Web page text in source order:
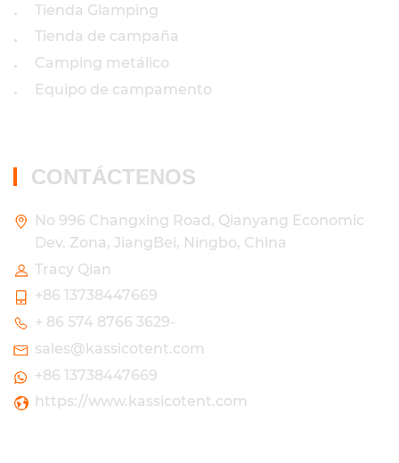
• Tienda Glamping
• Tienda de campaña
• Camping metálico
• Equipo de campamento
CONTÁCTENOS
No 996 Changxing Road, Qianyang Economic
Dev. Zona, JiangBei, Ningbo, China
Tracy Qian
+86 13738447669
+ 86 574 8766 3629-
sales@kassicotent.com
+86 13738447669
https://www.kassicotent.com